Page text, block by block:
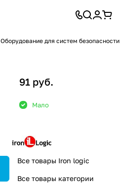
Оборудование для систем безопасности
91 руб.
Мало
Все товары Iron logic
Все товары категории